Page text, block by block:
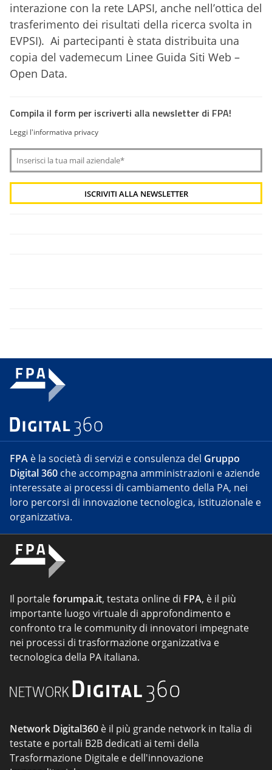
interazione con la rete LAPSI, anche nell’ottica del
trasferimento dei risultati della ricerca svolta in
EVPSI). Ai partecipanti è stata distribuita una
copia del vademecum Linee Guida Siti Web –
Open Data.
Compila il form per iscriverti alla newsletter di FPA!
Leggi l'informativa privacy
FPA è la società di servizi e consulenza del Gruppo
Digital 360 che accompagna amministrazioni e aziende
interessate ai processi di cambiamento della PA, nei
loro percorsi di innovazione tecnologica, istituzionale e
organizzativa.
Il portaleforumpa.it, testata online di FPA, è il più
importante luogo virtuale di approfondimento e
confronto tra le community di innovatori impegnate
nei processi di trasformazione organizzativa e
tecnologica della PA italiana.
Network Digital360 è il più grande network in Italia di
testate e portali B2B dedicati ai temi della
Trasformazione Digitale e dell'innovazione